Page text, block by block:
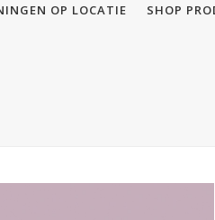
OP LOCATIE SHOP